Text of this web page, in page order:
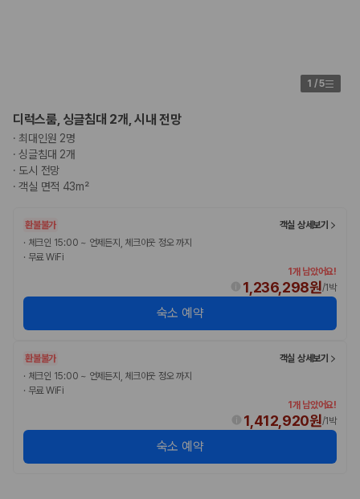
1 /5
디럭스룸, 싱글침대 2개, 시내 전망
· 최대인원 2명
·싱글침대 2개
· 도시 전망
·객실 면적 43m²
환불불가
객실 상세보기
· 체크인 15:00 ~ 언제든지, 체크아웃 정오 까지
· 무료 WiFi
1개 남았어요!
1,236,298원/1박
숙소 예약
환불불가
객실 상세보기
· 체크인 15:00 ~ 언제든지, 체크아웃 정오 까지
· 무료 WiFi
1개 남았어요!
1,412,920원/1박
숙소 예약